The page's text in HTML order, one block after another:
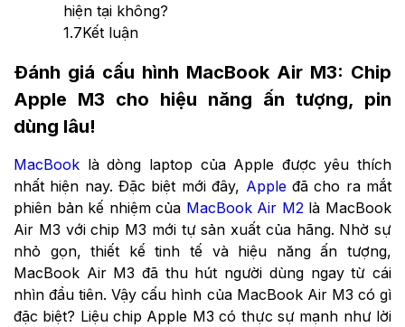
hiện tại không?
1.7Kết luận
Đánh giá cấu hình MacBook Air M3: Chip
Apple M3 cho hiệu năng ấn tượng, pin
dùng lâu!
MacBook là dòng laptop của Apple được yêu thích
nhất hiện nay. Đặc biệt mới đây, Appleđã cho ra mắt
phiên bản kế nhiệm của MacBook Air M2 là MacBook
Air M3 với chip M3 mới tự sản xuất của hãng. Nhờ sự
nhỏ gọn, thiết kế tinh tế và hiệu năng ấn tượng,
MacBook Air M3 đã thu hút người dùng ngay từ cái
nhìn đầu tiên. Vậy cấu hình của MacBook Air M3 có gì
đặc biệt? Liệu chip Apple M3 có thực sự mạnh như lời